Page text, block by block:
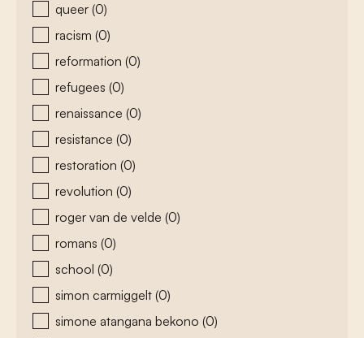
queer (0)
racism (0)
reformation (0)
refugees (0)
renaissance (0)
resistance (0)
restoration (0)
revolution (0)
roger van de velde (0)
romans (0)
school (0)
simon carmiggelt (0)
simone atangana bekono (0)